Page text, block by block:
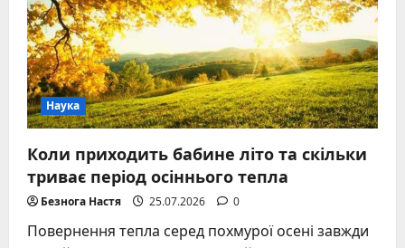
Наука
Коли приходить бабине літо та скільки
триває період осіннього тепла
Безнога Настя 25.07.2026 0
Повернення тепла серед похмурої осені завжди